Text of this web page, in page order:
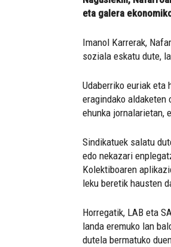
eta galera
Imanol Karrerak,
soziala eskatu dute,
Udaberriko euriak eta
eragindako
ehunka jornalarietan,
Sindikatuek salatu
edo nekazari
Kolektiboaren
leku beretik hausten
Horregatik, LAB eta
landa eremuko lan
dutela bermatuko